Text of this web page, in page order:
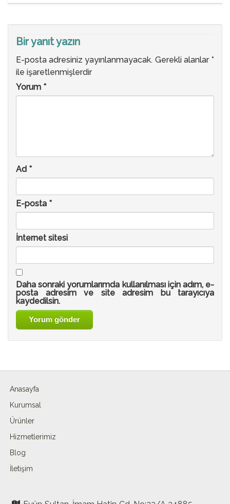
Bir yanıt yazın
E-posta adresiniz yayınlanmayacak. Gerekli alanlar *
ile işaretlenmişlerdir
Yorum *
Ad *
E-posta *
İnternet sitesi
Daha sonraki yorumlarımda kullanılması için adım, e-
posta adresim ve site adresim bu tarayıcıya
kaydedilsin.
Anasayfa
Kurumsal
Ürünler
Hizmetlerimiz
Blog
İletişim